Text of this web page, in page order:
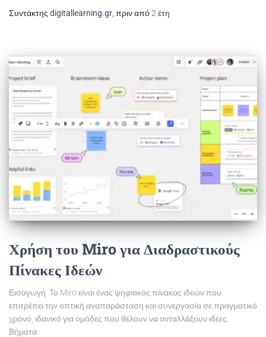
Συντάκτης digitallearning.gr, πριν από2 έτη
Χρήση του Miro για Διαδραστικούς
Πίνακες Ιδεών
Εισαγωγή: Το Miro είναι ένας ψηφιακός πίνακας ιδεών που
επιτρέπει την οπτική αναπαράσταση και συνεργασία σε πραγματικό
χρόνο, ιδανικό για ομάδες που θέλουν να ανταλλάξουν ιδέες.
Βήματα: